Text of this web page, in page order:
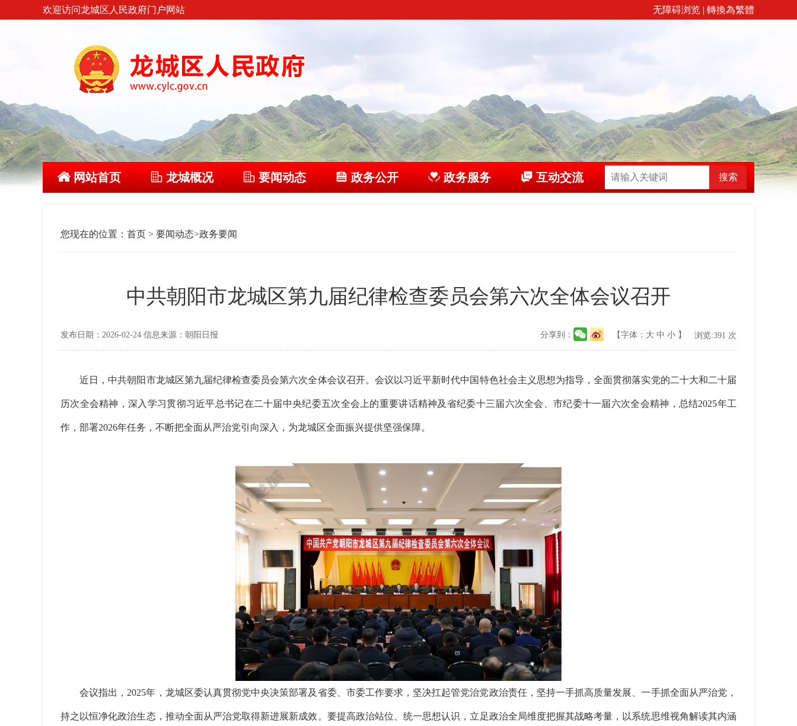
欢迎访问龙城区人民政府门户网站 无障碍浏览 | 轉換為繁體
网站首页 龙城概况 要闻动态 政务公开 政务服务 互动交流 搜索
您现在的位置： 首页 > 要闻动态>政务要闻
中共朝阳市龙城区第九届纪律检查委员会第六次全体会议召开
发布日期：2026-02-24 信息来源：朝阳日报 【字体： 大 中 小 】 浏览:391 次
分享到：
近日，中共朝阳市龙城区第九届纪律检查委员会第六次全体会议召开。会议以习近平新时代中国特色社会主义思想为指导，全面贯彻落实党的二十大和二十届
历次全会精神，深入学习贯彻习近平总书记在二十届中央纪委五次全会上的重要讲话精神及省纪委十三届六次全会、市纪委十一届六次全会精神，总结2025年工
作，部署2026年任务，不断把全面从严治党引向深入，为龙城区全面振兴提供坚强保障。
会议指出，2025年，龙城区委认真贯彻党中央决策部署及省委、市委工作要求，坚决扛起管党治党政治责任，坚持一手抓高质量发展、一手抓全面从严治党，
持之以恒净化政治生态，推动全面从严治党取得新进展新成效。要提高政治站位、统一思想认识，立足政治全局维度把握其战略考量，以系统思维视角解读其内涵